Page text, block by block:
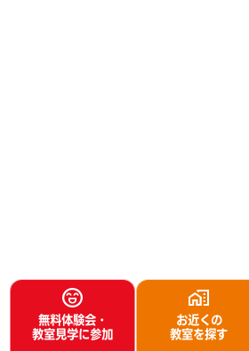
無料体験会・
教室見学に参加
お近くの
教室を探す